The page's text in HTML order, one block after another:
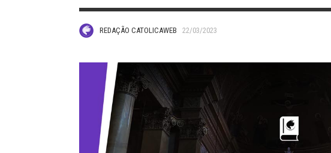
REDAÇÃO CATOLICAWEB 22/03/2023